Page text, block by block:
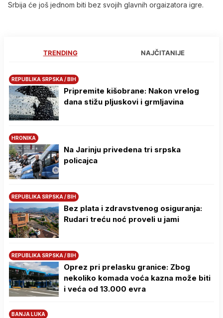
Srbija će još jednom biti bez svojih glavnih orgaizatora igre.
TRENDING NAJČITANIJE
REPUBLIKA SRPSKA / BIH
Pripremite kišobrane: Nakon vrelog
dana stižu pljuskovi i grmljavina
HRONIKA
Na Јarinju privedena tri srpska
policajca
REPUBLIKA SRPSKA / BIH
Bez plata i zdravstvenog osiguranja:
Rudari treću noć proveli u jami
REPUBLIKA SRPSKA / BIH
Oprez pri prelasku granice: Zbog
nekoliko komada voća kazna može biti
i veća od 13.000 evra
BANJA LUKA